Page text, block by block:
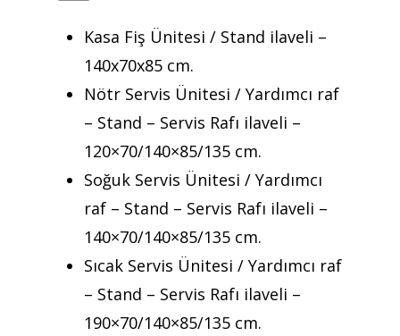
Kasa Fiş Ünitesi / Stand ilaveli –
140x70x85 cm.
Nötr Servis Ünitesi / Yardımcı raf
– Stand – Servis Rafı ilaveli –
120×70/140×85/135 cm.
Soğuk Servis Ünitesi / Yardımcı
raf – Stand – Servis Rafı ilaveli –
140×70/140×85/135 cm.
Sıcak Servis Ünitesi / Yardımcı raf
– Stand – Servis Rafı ilaveli –
190×70/140×85/135 cm.